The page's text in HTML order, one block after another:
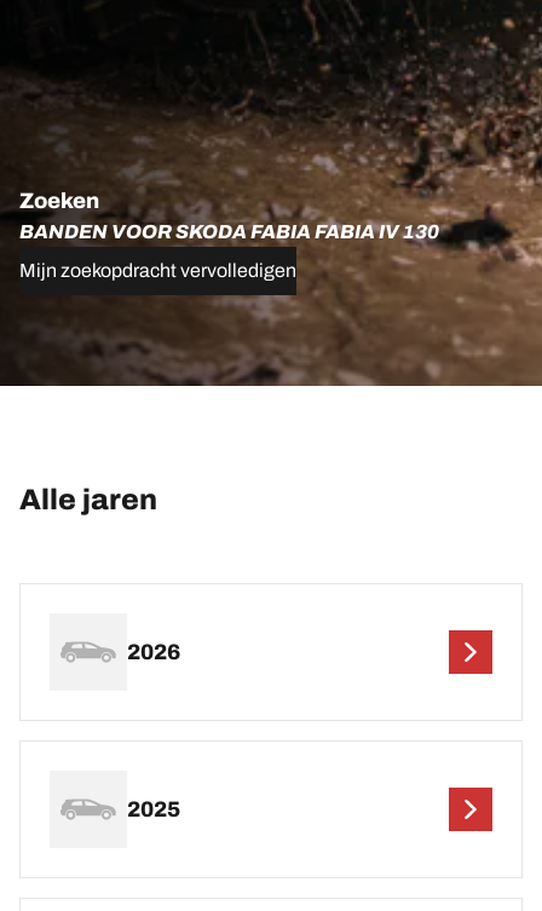
Zoeken
BANDEN VOOR SKODA FABIA FABIA IV 130
Mijn zoekopdracht vervolledigen
Alle jaren
2026
2025